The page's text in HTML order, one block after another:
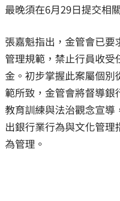
最晚須在6月29日提交相
張嘉魁指出，金管會已要
管理規範，禁止行員收受
金。初步掌握此案屬個別
範所致，金管會將督導銀
教育訓練與法治觀念宣導
出銀行業行為與文化管
為管理。